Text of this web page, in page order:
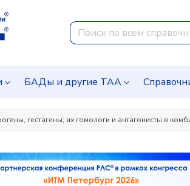
БАДы и другие ТАА
гестагены; их гомологи и антагонисты в